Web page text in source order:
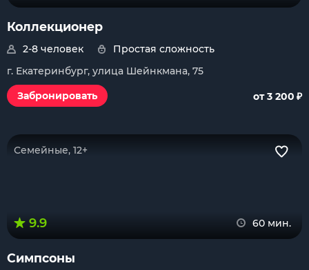
Коллекционер
2-8 человек
Простая сложность
г. Екатеринбург, улица Шейнкмана, 75
Забронировать
от 3 200 ₽
Семейные, 12+
9.9 60 мин.
Симпсоны